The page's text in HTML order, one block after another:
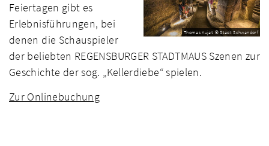
Thomas Kujat © Stadt Schwandorf
Feiertagen gibt es
Erlebnisführungen, bei
denen die Schauspieler
der beliebten REGENSBURGER STADTMAUS Szenen zur
Geschichte der sog. „Kellerdiebe“ spielen.
Zur Onlinebuchung